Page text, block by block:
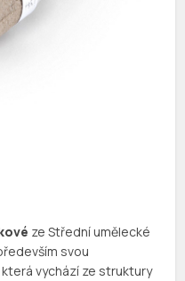
ze Střední umělecké
svou
vychází ze struktury